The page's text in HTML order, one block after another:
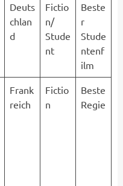
Deuts
chlan
d
Fictio
n/
Stude
nt
Beste
r
Stude
ntenf
ilm
Frank
reich
Fictio
n
Beste
Regie